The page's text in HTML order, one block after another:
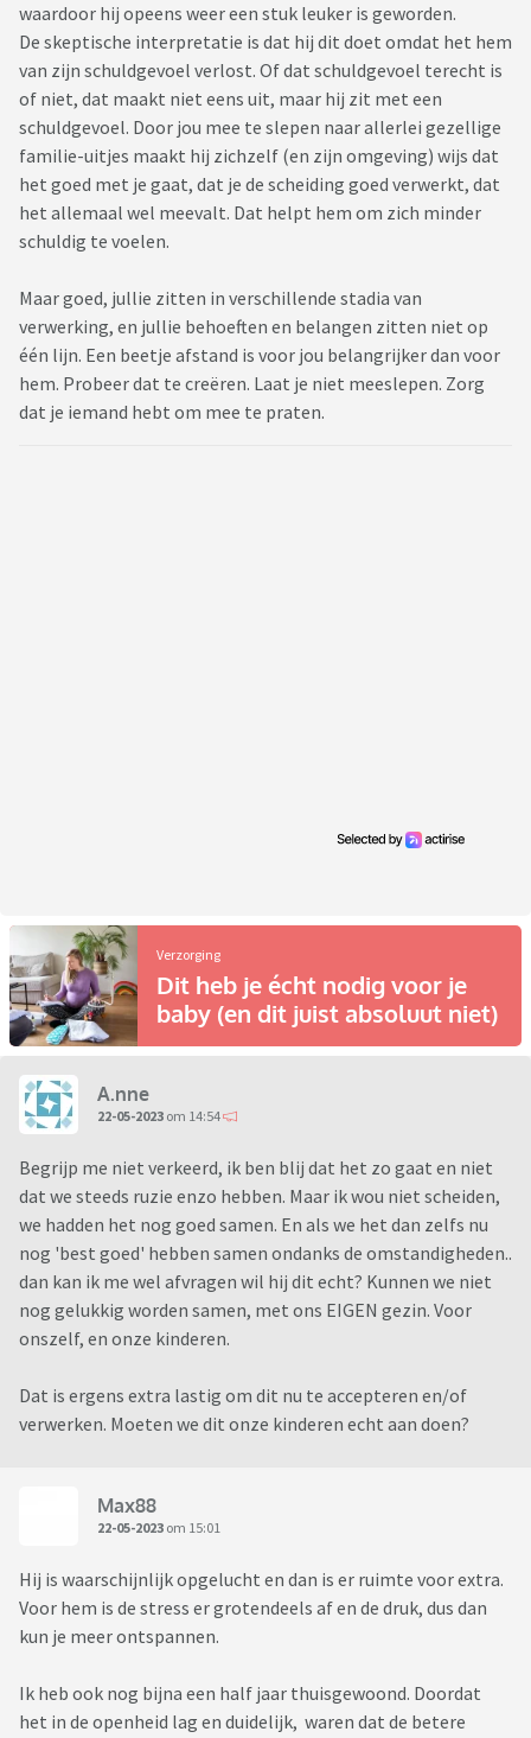
waardoor hij opeens weer een stuk leuker is geworden.
De skeptische interpretatie is dat hij dit doet omdat het hem
van zijn schuldgevoel verlost. Of dat schuldgevoel terecht is
of niet, dat maakt niet eens uit, maar hij zit met een
schuldgevoel. Door jou mee te slepen naar allerlei gezellige
familie-uitjes maakt hij zichzelf (en zijn omgeving) wijs dat
het goed met je gaat, dat je de scheiding goed verwerkt, dat
het allemaal wel meevalt. Dat helpt hem om zich minder
schuldig te voelen.
Maar goed, jullie zitten in verschillende stadia van
verwerking, en jullie behoeften en belangen zitten niet op
één lijn. Een beetje afstand is voor jou belangrijker dan voor
hem. Probeer dat te creëren. Laat je niet meeslepen. Zorg
dat je iemand hebt om mee te praten.
Verzorging
Dit heb je écht nodig voor je
baby (en dit juist absoluut niet)
A.nne
22-05-2023 om 14:54
Begrijp me niet verkeerd, ik ben blij dat het zo gaat en niet
dat we steeds ruzie enzo hebben. Maar ik wou niet scheiden,
we hadden het nog goed samen. En als we het dan zelfs nu
nog 'best goed' hebben samen ondanks de omstandigheden..
dan kan ik me wel afvragen wil hij dit echt? Kunnen we niet
nog gelukkig worden samen, met ons EIGEN gezin. Voor
onszelf, en onze kinderen.
Dat is ergens extra lastig om dit nu te accepteren en/of
verwerken. Moeten we dit onze kinderen echt aan doen?
Max88
22-05-2023 om 15:01
Hij is waarschijnlijk opgelucht en dan is er ruimte voor extra.
Voor hem is de stress er grotendeels af en de druk, dus dan
kun je meer ontspannen.
Ik heb ook nog bijna een half jaar thuisgewoond. Doordat
het in de openheid lag en duidelijk, waren dat de betere